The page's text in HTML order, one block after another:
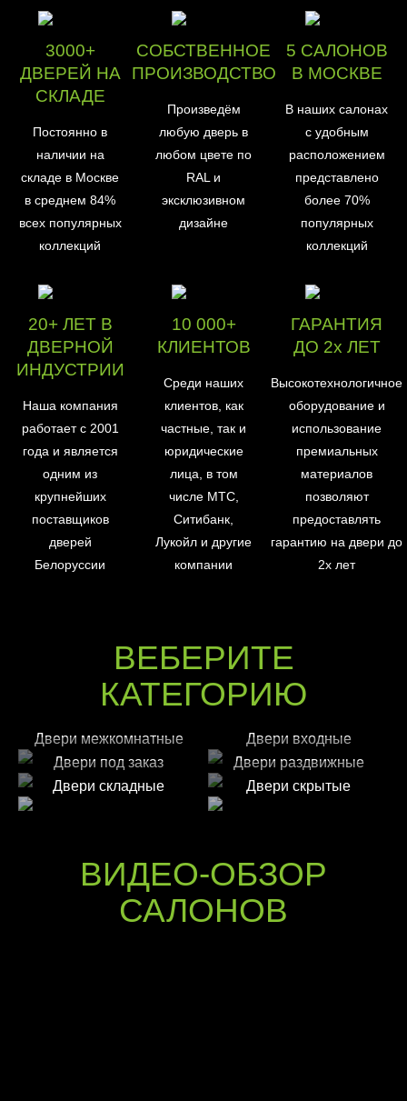
3000+
ДВЕРЕЙ НА
СКЛАДЕ
Постоянно в
наличии на
складе в Москве
в среднем 84%
всех популярных
коллекций
СОБСТВЕННОЕ
ПРОИЗВОДСТВО
Произведём
любую дверь в
любом цвете по
RAL и
эксклюзивном
дизайне
5 САЛОНОВ
В МОСКВЕ
В наших салонах
с удобным
расположением
представлено
более 70%
популярных
коллекций
20+ ЛЕТ В
ДВЕРНОЙ
ИНДУСТРИИ
Наша компания
работает с 2001
года и является
одним из
крупнейших
поставщиков
дверей
Белоруссии
10 000+
КЛИЕНТОВ
Среди наших
клиентов, как
частные, так и
юридические
лица, в том
числе МТС,
Ситибанк,
Лукойл и другие
компании
ГАРАНТИЯ
ДО 2х ЛЕТ
Высокотехнологичное
оборудование и
использование
премиальных
материалов
позволяют
предоставлять
гарантию на двери до
2х лет
ВЕБЕРИТЕ
КАТЕГОРИЮ
Двери межкомнатные
Двери входные
Двери под заказ
Двери раздвижные
Двери складные
Двери скрытые
ВИДЕО-ОБЗОР
САЛОНОВ